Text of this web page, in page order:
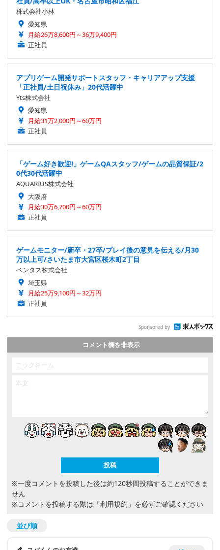
株式会社小林
愛知県
月給26万8,600円～36万9,400円
正社員
アプリゲーム開発サポートスタッフ・キャリアアップ支援
「正社員/土日祝休み」20代活躍中
Yts株式会社
愛知県
月給31万2,000円～60万円
正社員
「ゲーム好き歓迎!」ゲームQAスタッフ/ゲームの品質保証/2
0代30代活躍中
AQUARIUS株式会社
大阪府
月給30万6,700円～60万円
正社員
ゲームモニター/新卒・27卒/プレイ後の意見を伝える/月30
万以上可/さいたま市大宮区桜木町2丁目
ベンタス株式会社
埼玉県
月給25万9,100円～32万円
正社員
Sponsored by
コメント欄を非表示
※一度コメントを投稿した後は約120秒間投稿することができま
せん
※コメントを投稿する際は 「利用規約」 を必ずご確認ください
並び順